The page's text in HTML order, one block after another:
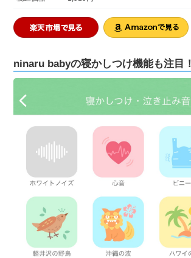
ninaru babyの寝かしつけ機能も注目！